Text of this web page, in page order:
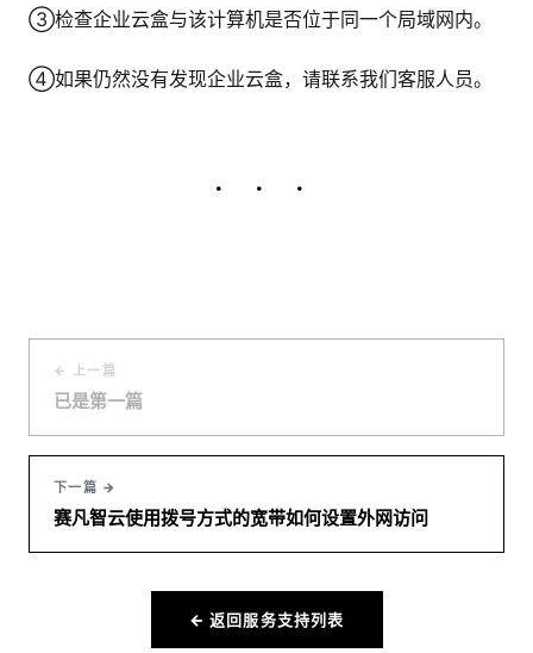
③检查企业云盒与该计算机是否位于同一个局域网内。
④如果仍然没有发现企业云盒，请联系我们客服人员。
· · ·
← 上一篇
已是第一篇
下一篇 →
赛凡智云使用拨号方式的宽带如何设置外网访问
← 返回服务支持列表